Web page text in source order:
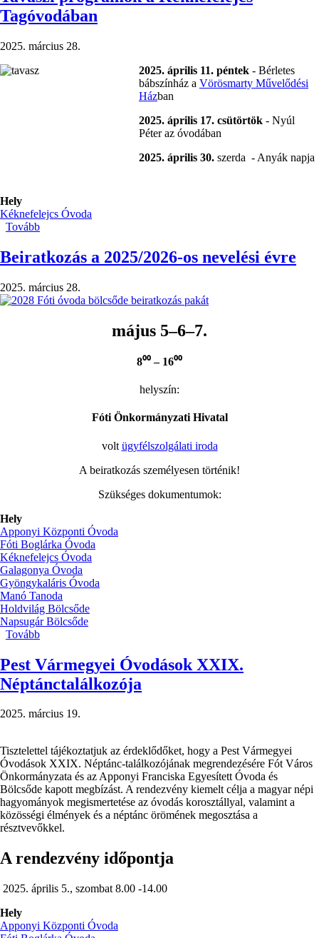
XXIX.
Néptánctalálkozója
Tagóvodában
2025. március 28.
2025. április 11. péntek - Bérletes
bábszínház a Vörösmarty Művelődési
Házban
2025. április 17. csütörtök - Nyúl
Péter az óvodában
2025. április 30. szerda - Anyák napja
Hely
Kéknefelejcs Óvoda
Tovább
a
Kéknefelejcs
Beiratkozás a 2025/2026-os nevelési évre
2025. március 28.
május 5–6–7.
8⁰⁰ – 16⁰⁰
helyszín:
Fóti Önkormányzati Hivatal
volt ügyfélszolgálati iroda
A beiratkozás személyesen történik!
Szükséges dokumentumok:
Hely
Apponyi Központi Óvoda
Fóti Boglárka Óvoda
Kéknefelejcs Óvoda
Galagonya Óvoda
Gyöngykaláris Óvoda
Manó Tanoda
Holdvilág Bölcsőde
Napsugár Bölcsőde
Tovább
2025/2026-
os
nevelési
Pest Vármegyei Óvodások XXIX.
Néptánctalálkozója
2025. március 19.
Tisztelettel tájékoztatjuk az érdeklődőket, hogy a Pest Vármegyei
Óvodások XXIX. Néptánc-találkozójának megrendezésére Fót Város
Önkormányzata és az Apponyi Franciska Egyesített Óvoda és
Bölcsőde kapott megbízást. A rendezvény kiemelt célja a magyar népi
hagyományok megismertetése az óvodás korosztállyal, valamint a
közösségi élmények és a néptánc örömének megosztása a
résztvevőkkel.
A rendezvény időpontja
2025. április 5., szombat 8.00 -14.00
Hely
Apponyi Központi Óvoda